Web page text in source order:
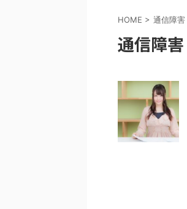
HOME > 通信障害
通信障害